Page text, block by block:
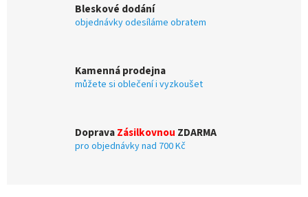
Bleskové dodání
objednávky odesíláme obratem
Kamenná prodejna
můžete si oblečení i vyzkoušet
DopravaZásilkovnou ZDARMA
pro objednávky nad 700 Kč